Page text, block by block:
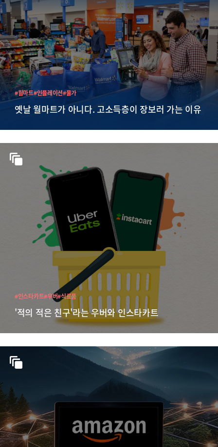
옛날 월마트가 아니다. 고소득층이 장보러 가는 이유
#월마트#인플레이션#물가
'적의 적은 친구'라는 우버와 인스타카트
#인스타카트#우버#식료품